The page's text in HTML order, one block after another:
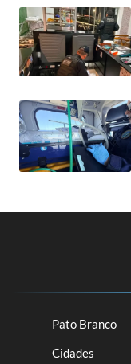
Pato Branco
Cidades